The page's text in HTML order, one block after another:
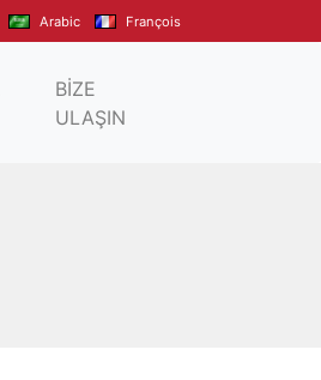
Arabic François
BİZE
ULAŞIN